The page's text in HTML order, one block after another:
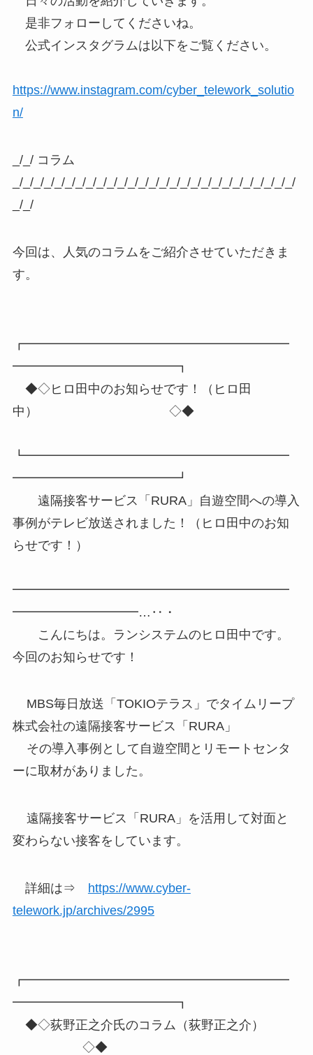
是非フォローしてくださいね。
公式インスタグラムは以下をご覧ください。
https://www.instagram.com/cyber_telework_solutio
n/
_/_/ コラム
_/_/_/_/_/_/_/_/_/_/_/_/_/_/_/_/_/_/_/_/_/_/_/_/_/_/_/
_/_/
今回は、人気のコラムをご紹介させていただきま
す。
┏━━━━━━━━━━━━━━━━━━━━━
━━━━━━━━━━━━━┓
◆◇ヒロ田中のお知らせです！（ヒロ田
中） ◇◆
┗━━━━━━━━━━━━━━━━━━━━━
━━━━━━━━━━━━━┛
遠隔接客サービス「RURA」自遊空間への導入
事例がテレビ放送されました！（ヒロ田中のお知
らせです！）
━━━━━━━━━━━━━━━━━━━━━━
━━━━━━━━━━…‥・
こんにちは。ランシステムのヒロ田中です。
今回のお知らせです！
MBS毎日放送「TOKIOテラス」でタイムリープ
株式会社の遠隔接客サービス「RURA」
その導入事例として自遊空間とリモートセンタ
ーに取材がありました。
遠隔接客サービス「RURA」を活用して対面と
変わらない接客をしています。
詳細は⇒
https://www.cyber-
telework.jp/archives/2995
┏━━━━━━━━━━━━━━━━━━━━━
━━━━━━━━━━━━━┓
◆◇荻野正之介氏のコラム（荻野正之介）
◇◆